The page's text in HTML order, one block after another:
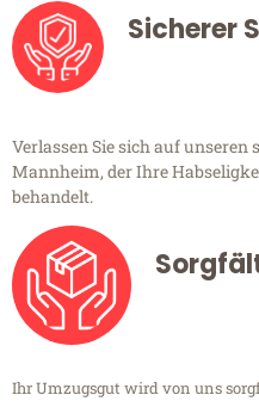
Sicherer
Verlassen Sie sich auf
Mannheim, der Ihre
behandelt.
Ihr Umzugsgut wird von uns